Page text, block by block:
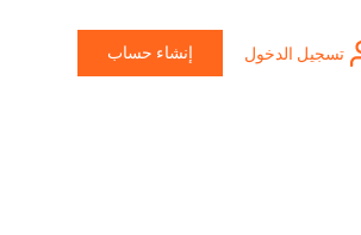
تسجيل الدخول إنشاء حساب